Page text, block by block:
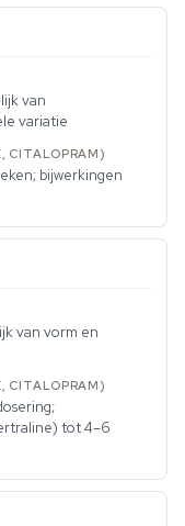
van
variatie
bijwerkingen
van vorm en
tot 4–6